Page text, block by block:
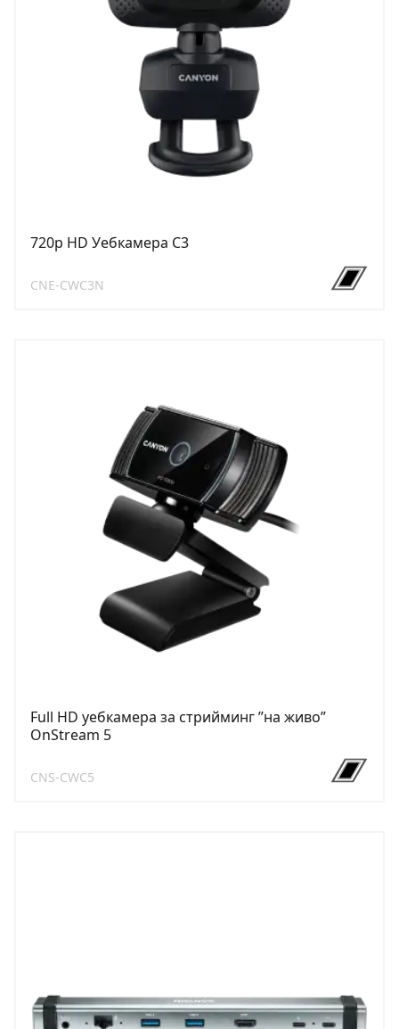
720p HD Уебкамера C3
CNE-CWC3N
Full HD уебкамера за стрийминг ”на живо”
OnStream 5
CNS-CWC5